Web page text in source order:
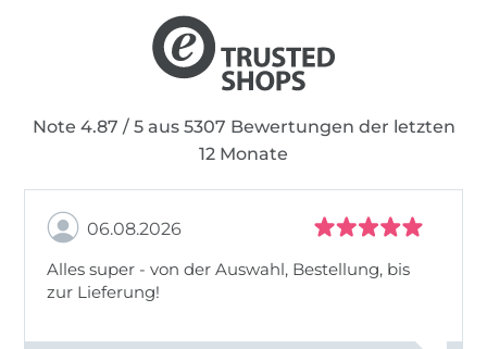
Note 4.87 / 5 aus 5307 Bewertungen der letzten
12 Monate
06.08.2026
Alles super - von der Auswahl, Bestellung, bis
zur Lieferung!